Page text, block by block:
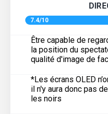
7.4/10
Être capable de
la position du
qualité d'image de
*Les écrans OLED
il n'y aura donc pas
les noirs